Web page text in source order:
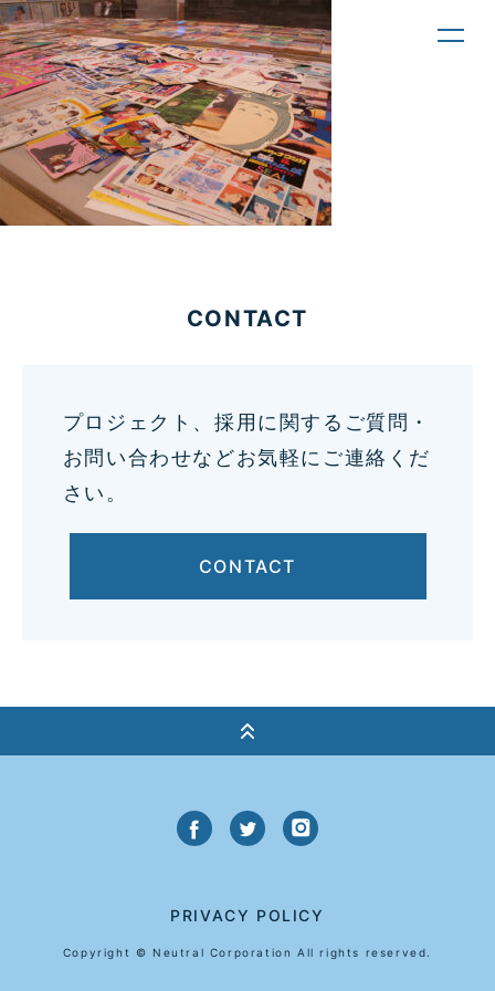
CONTACT
プロジェクト、採用に関するご質問・
お問い合わせなどお気軽にご連絡くだ
さい。
CONTACT
PRIVACY POLICY
Copyright © Neutral Corporation All rights reserved.